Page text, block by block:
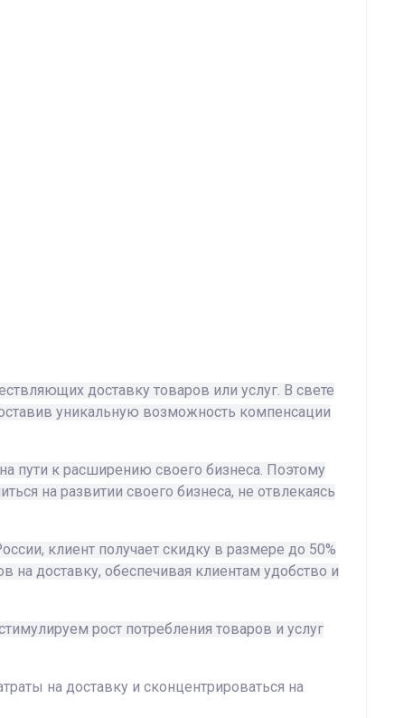
доставку товаров или услуг. В свете
уникальную возможность компенсации
пути к расширению своего бизнеса. Поэтому
на развитии своего бизнеса, не отвлекаясь
клиент получает скидку в размере до 50%
на доставку, обеспечивая клиентам удобство и
рост потребления товаров и услуг
на доставку и сконцентрироваться на